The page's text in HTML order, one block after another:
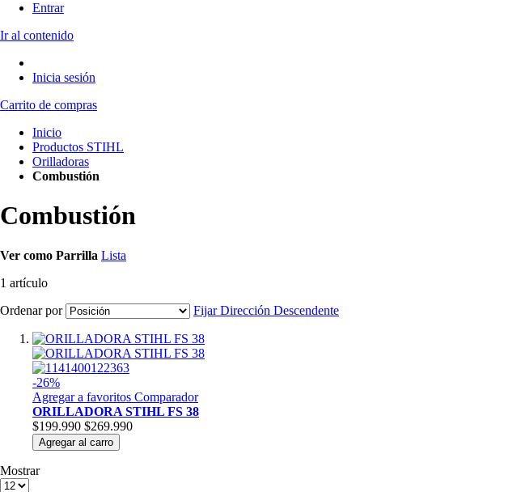
Entrar
Ir al contenido
Inicia sesión
Carrito de compras
Inicio
Productos STIHL
Orilladoras
Combustión
Combustión
Ver como Parrilla Lista
1 artículo
Ordenar por
Fijar Dirección Descendente
-26%
Agregar a favoritos Comparador
ORILLADORA STIHL FS 38
$199.990 $269.990
Agregar al carro
Mostrar